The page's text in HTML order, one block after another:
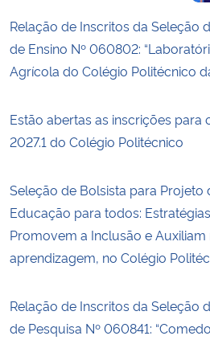
Relação de Inscritos da Seleção
de Ensino Nº 060802:
Agrícola do Colégio Politécnico
Estão abertas as inscrições para
2027.1 do Colégio Politécnico
Seleção de Bolsista para Projeto
Educação para todos:
Promovem a Inclusão e
aprendizagem, no Colégio
Relação de Inscritos da Seleção
de Pesquisa Nº 060841: